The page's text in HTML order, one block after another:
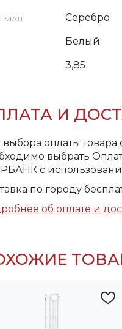
Серебро
Белый
3,85
И
оплаты
выбрать
с
по городу
об оплате и